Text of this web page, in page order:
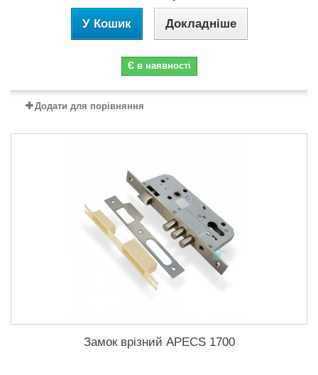
У Кошик Докладніше
Є в наявності
Додати для порівняння
Замок врізний APECS 1700